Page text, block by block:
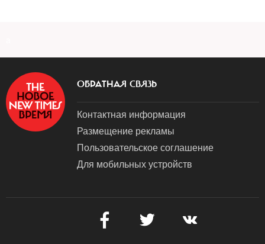
ОБРАТНАЯ СВЯЗЬ
Контактная информация
Размещение рекламы
Пользовательское соглашение
Для мобильных устройств